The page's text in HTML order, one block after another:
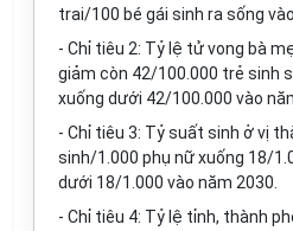
trai/100 bé gái sinh ra sống
- Chỉ tiêu 2: Tỷ lệ tử vong bà
giảm còn 42/100.000 trẻ sinh
xuống dưới 42/100.000 vào
- Chỉ tiêu 3: Tỷ suất sinh ở vị
sinh/1.000 phụ nữ xuống 18/
dưới 18/1.000 vào năm 2030.
- Chỉ tiêu 4: Tỷ lệ tỉnh, thành